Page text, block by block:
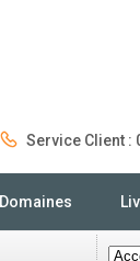
Service Client :
Domaines